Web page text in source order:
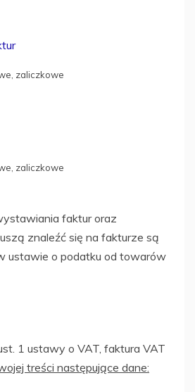
zaliczkowe
zaliczkowe
faktur oraz
znaleźć się na fakturze są
ustawie o podatku od towarów
1 ustawy o VAT, faktura VAT
treści następujące dane: